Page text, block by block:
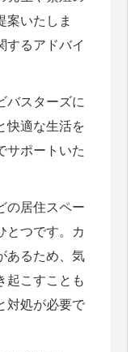
案いたしま
するアドバイ
バスターズに
快適な生活を
サポートいた
の居住スペー
とつです。カ
あるため、気
起こすことも
対処が必要で